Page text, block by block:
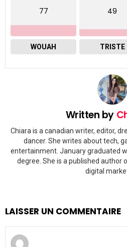
77
WOUAH
49
TRISTE
Written by
Chiara is a canadian writer, editor,
dancer. She writes about tech,
entertainment. January graduated
degree. She is a published author
digital
LAISSER UN COMMENTAIRE